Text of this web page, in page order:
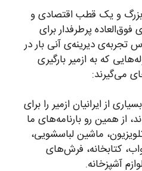
بزرگ و یک قطب اقتصادی و
پرطرفدار برای
تجربه‌ی دیرینه‌ی آنی بار در
که به ازمیر بارگیری
می‌گیرند:
بسیاری از ایرانیان ازمیر را برای
از همین رو بارنامه‌های ما
ماشین لباسشویی،
کتابخانه، فرش‌های
آشپزخانه.